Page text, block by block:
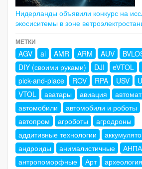
Нидерланды объявили конкурс на
экосиситемы в зоне
МЕТКИ
AGV ai AMR ARM AUV
DIY (своими руками)
DJI eVTOL
pick-and-place
ROV RPA USV
VTOL
аватары авиация
автомобили
автомобили и роботы
автопром
агроботы
агродроны
аддитивные технологии
андроиды
анималистичные
АНПА
антропоморфные
Арт археология